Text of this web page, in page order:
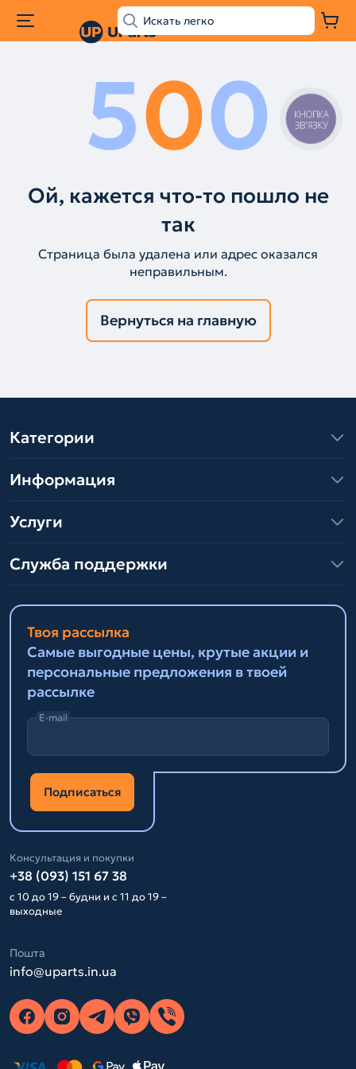
500
Ой, кажется что-то пошло не
так
Страница была удалена или адрес оказался
неправильным.
Вернуться на главную
Категории
Информация
Услуги
Служба поддержки
Твоя рассылка
Самые выгодные цены, крутые акции и
персональные предложения в твоей
рассылке
E-mail
Подписаться
Консультация и покупки
+38 (093) 151 67 38
с 10 до 19 – будни и с 11 до 19 –
выходные
Пошта
info@uparts.in.ua
КНОПКА
ЗВ'ЯЗКУ